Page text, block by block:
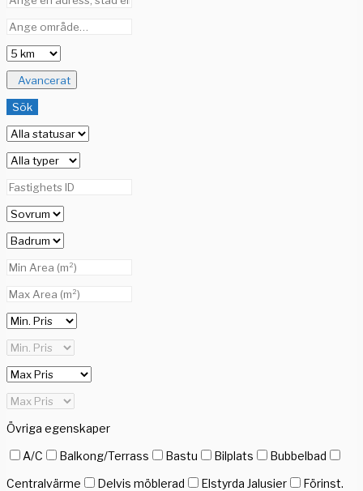
Avancerat
Sök
Övriga egenskaper
A/C
Balkong/Terrass Bastu Bilplats
Bubbelbad
Centralvärme
Delvis möblerad Elstyrda Jalusier
Förinst.